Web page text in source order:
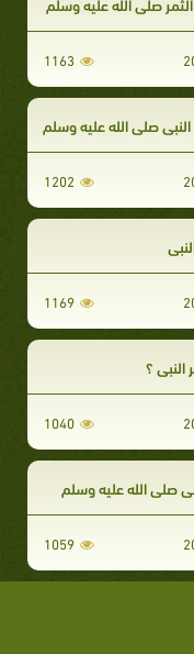
1163
صلى الله عليه وسلم
1202
1169
؟
1040
صلى الله عليه وسلم
1059